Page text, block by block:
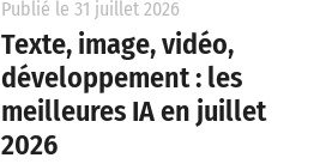
Publié le 31 juillet 2026
Texte, image, vidéo,
développement : les
meilleures IA en juillet
2026